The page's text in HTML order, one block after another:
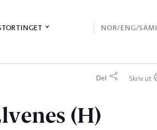
NOR/ENG/SÁMI
Del Skriv ut
(H)